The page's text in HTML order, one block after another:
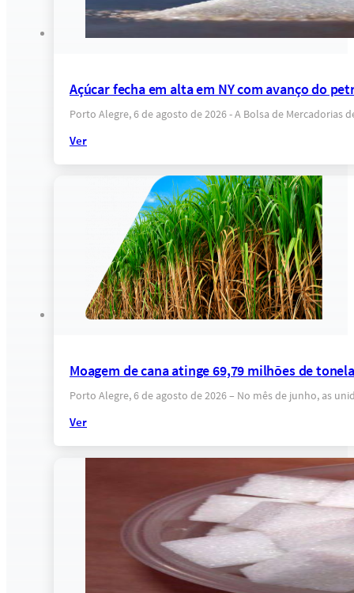
Açúcar fecha em alta em NY com avanço do
Porto Alegre, 6 de agosto de 2026 - A Bolsa de Mercadorias
Ver
Moagem de cana atinge 69,79 milhões de
Porto Alegre, 6 de agosto de 2026 – No mês de junho, as
Ver